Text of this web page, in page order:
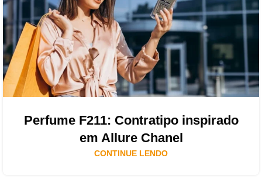
Perfume F211: Contratipo inspirado
em Allure Chanel
CONTINUE LENDO